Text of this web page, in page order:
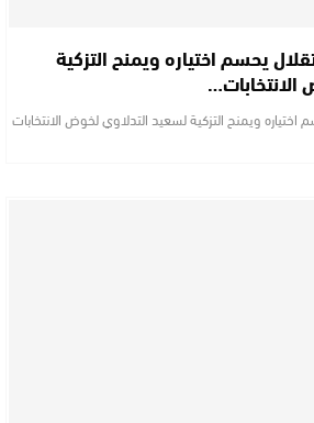
يحسم اختياره ويمنح التزكية
ويمنح التزكية لسعيد التدلاوي لخوض الانتخابات